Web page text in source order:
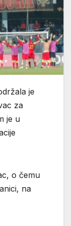
je
za
je u
o čemu
na